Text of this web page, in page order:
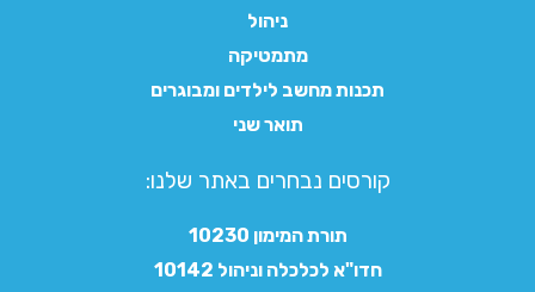
ניהול
מתמטיקה
תכנות מחשב לילדים ומבוגרים
תואר שני
קורסים נבחרים באתר שלנו:​
תורת המימון 10230
חדו"א לכלכלה וניהול 10142